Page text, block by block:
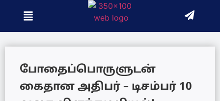
போதைப்பொருளுடன்
கைதான அதிபர் – டிசம்பர் 10